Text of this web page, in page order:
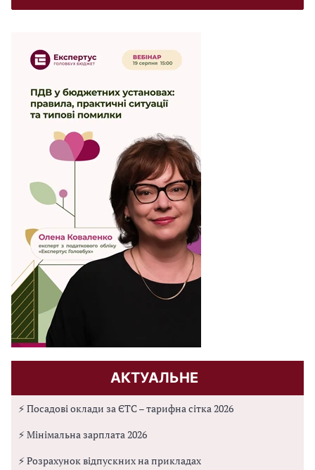
АКТУАЛЬНЕ
⚡ Посадові оклади за ЄТС – тарифна сітка 2026
⚡ Мінімальна зарплата 2026
⚡ Розрахунок відпускних на прикладах